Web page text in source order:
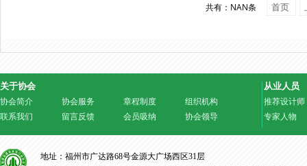
共有：NAN条 首页
关于协会
协会简介 协会服务 章程制度
组织机构
联系我们
留言反馈 会员吸纳 协会领导
从业人员
推荐设计师
专家人物
地址：福州市广达路68号金源大广场西区31层